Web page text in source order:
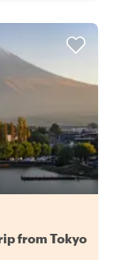
from Tokyo